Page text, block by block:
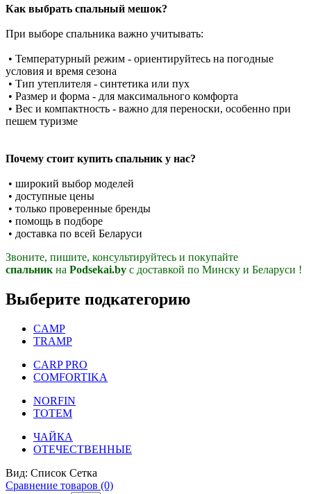
Как выбрать спальный мешок?
При выборе спальника важно учитывать:
• Температурный режим - ориентируйтесь на погодные
условия и время сезона
• Тип утеплителя - синтетика или пух
• Размер и форма - для максимального комфорта
• Вес и компактность - важно для переноски, особенно при
пешем туризме
Почему стоит купить спальник у нас?
• широкий выбор моделей
• доступные цены
• только проверенные бренды
• помощь в подборе
• доставка по всей Беларуси
Звоните, пишите, консультируйтесь и покупайте
спальник на Podsekai.by c доставкой по Минску и Беларуси !
Выберите подкатегорию
CAMP
TRAMP
CARP PRO
COMFORTIKA
NORFIN
TOTEM
ЧАЙКА
ОТЕЧЕСТВЕННЫЕ
Вид: Список Сетка
Сравнение товаров (0)